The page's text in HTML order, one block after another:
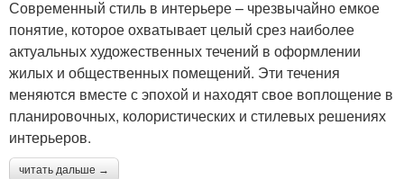
Современный стиль в интерьере – чрезвычайно емкое
понятие, которое охватывает целый срез наиболее
актуальных художественных течений в оформлении
жилых и общественных помещений. Эти течения
меняются вместе с эпохой и находят свое воплощение в
планировочных, колористических и стилевых решениях
интерьеров.
читать дальше →